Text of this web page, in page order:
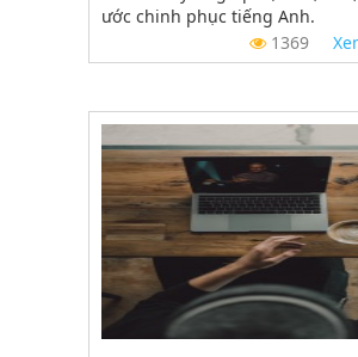
ước chinh phục tiếng Anh.
1369